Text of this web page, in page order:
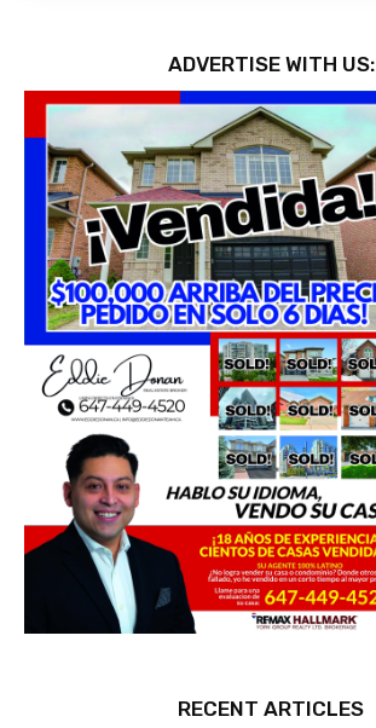
ADVERTISE WITH US:
RECENT ARTICLES